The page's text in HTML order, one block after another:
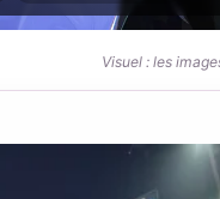
Visuel : les